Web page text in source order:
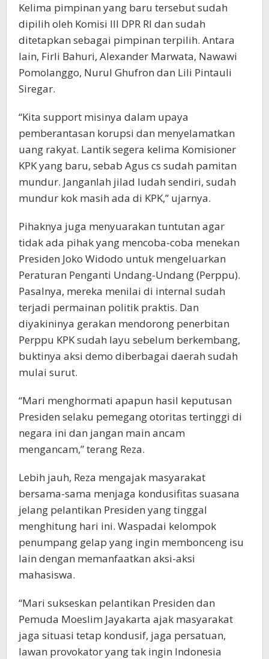
Kelima pimpinan yang baru tersebut sudah
dipilih oleh Komisi III DPR RI dan sudah
ditetapkan sebagai pimpinan terpilih. Antara
lain, Firli Bahuri, Alexander Marwata, Nawawi
Pomolanggo, Nurul Ghufron dan Lili Pintauli
Siregar.
“Kita support misinya dalam upaya
pemberantasan korupsi dan menyelamatkan
uang rakyat. Lantik segera kelima Komisioner
KPK yang baru, sebab Agus cs sudah pamitan
mundur. Janganlah jilad ludah sendiri, sudah
mundur kok masih ada di KPK,” ujarnya.
Pihaknya juga menyuarakan tuntutan agar
tidak ada pihak yang mencoba-coba menekan
Presiden Joko Widodo untuk mengeluarkan
Peraturan Penganti Undang-Undang (Perppu).
Pasalnya, mereka menilai di internal sudah
terjadi permainan politik praktis. Dan
diyakininya gerakan mendorong penerbitan
Perppu KPK sudah layu sebelum berkembang,
buktinya aksi demo diberbagai daerah sudah
mulai surut.
“Mari menghormati apapun hasil keputusan
Presiden selaku pemegang otoritas tertinggi di
negara ini dan jangan main ancam
mengancam,” terang Reza.
Lebih jauh, Reza mengajak masyarakat
bersama-sama menjaga kondusifitas suasana
jelang pelantikan Presiden yang tinggal
menghitung hari ini. Waspadai kelompok
penumpang gelap yang ingin membonceng isu
lain dengan memanfaatkan aksi-aksi
mahasiswa.
“Mari sukseskan pelantikan Presiden dan
Pemuda Moeslim Jayakarta ajak masyarakat
jaga situasi tetap kondusif, jaga persatuan,
lawan provokator yang tak ingin Indonesia